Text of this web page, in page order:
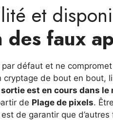
et
des faux
défaut et ne
cryptage de bout en bout,
sortie est en cours dans le
de Plage de pixels.
de garantir que